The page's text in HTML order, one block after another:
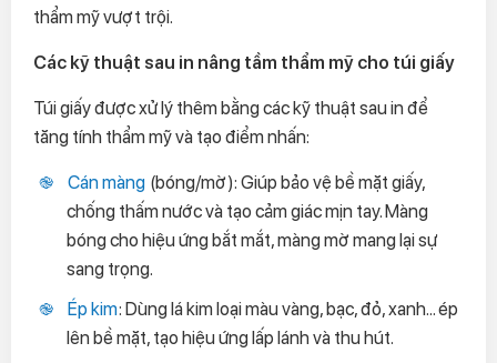
thẩm mỹ vượt trội.
Các kỹ thuật sau in nâng tầm thẩm mỹ cho túi giấy
Túi giấy được xử lý thêm bằng các kỹ thuật sau in để
tăng tính thẩm mỹ và tạo điểm nhấn:
Cán màng (bóng/mờ): Giúp bảo vệ bề mặt giấy,
chống thấm nước và tạo cảm giác mịn tay. Màng
bóng cho hiệu ứng bắt mắt, màng mờ mang lại sự
sang trọng.
Ép kim: Dùng lá kim loại màu vàng, bạc, đỏ, xanh... ép
lên bề mặt, tạo hiệu ứng lấp lánh và thu hút.